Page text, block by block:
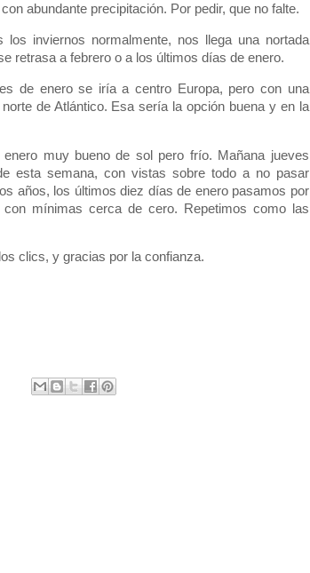
abundante precipitación. Por pedir, que no falte.
inviernos normalmente, nos llega una nortada
retrasa a febrero o a los últimos días de enero.
de enero se iría a centro Europa, pero con una
de Atlántico. Esa sería la opción buena y en la
muy bueno de sol pero frío. Mañana jueves
esta semana, con vistas sobre todo a no pasar
años, los últimos diez días de enero pasamos por
mínimas cerca de cero. Repetimos como las
clics, y gracias por la confianza.